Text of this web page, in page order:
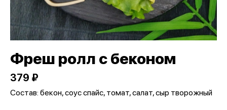
Фреш ролл с беконом
379 ₽
Состав: бекон, соус спайс, томат, салат, сыр творожный